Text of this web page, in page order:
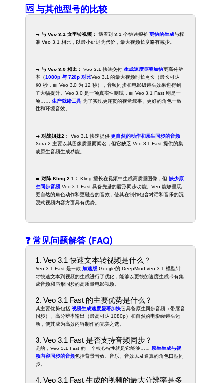
🆚 与其他型号的比较
➡️与 Veo 3.1 文字转视频： 我看到 3.1 个快速报价更快的生成与标
准 Veo 3.1 相比，以最小延迟为代价，最大视频长度略有减少。
➡️与 Veo 3.0 相比： Veo 3.1 快速交付生成速度显著加快更高分辨
率（1080p 与 720p 对比Veo 3.1 的最大视频时长更长（最长可达
60 秒，而 Veo 3.0 为 12 秒），音频同步和电影级镜头效果也得到
了大幅提升。Veo 3.0 是一项真实性测试，而 Veo 3.1 Fast 则是一
项……生产就绪工具 为了实现更连贯的视觉叙事、更好的角色一致
性和环境音效。
➡️对战姐妹2： Veo 3.1 快速提供更自然的动作和原生同步的音频
Sora 2 主要以其图像质量而闻名，但它缺乏 Veo 3.1 Fast 提供的集
成原生音频生成功能。
➡️对阵 Kling 2.1： Kling 擅长在视频中生成高质量图像，但缺少原
生同步音频 Veo 3.1 Fast 具备先进的唇形同步功能。Veo 能够呈现
更自然的角色动作和更融合的音效，使其在制作包含对话和音乐的沉
浸式视频内容方面具有优势。
❓ 常见问题解答 (FAQ)
1. Veo 3.1 快速文本转视频是什么？
Veo 3.1 Fast 是一款加速版 Google的 DeepMind Veo 3.1 模型针
对快速文本到视频的生成进行了优化，能够以更快的速度生成带有集
成音频和唇形同步的高质量电影视频。
2. Veo 3.1 Fast 的主要优势是什么？
其主要优势包括视频生成速度显著加快它具备原生同步音频（带唇音
同步）、高分辨率输出（最高可达 1080p）和自然的电影级镜头运
动，使其成为高效内容制作的完美之选。
3. Veo 3.1 Fast 是否支持音频同步？
是的，Veo 3.1 Fast 的一个核心特性就是它能够…… 原生生成与视
频内容同步的音频包括背景音效、音乐、音效以及逼真的角色口型同
步。
4. Veo 3.1 Fast 生成的视频的最大分辨率是多